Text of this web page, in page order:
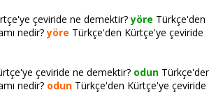
çeviride ne demektir?yöre Türkçe'den
nedir?yöre Türkçe'den Kürtçe'ye çeviride
çeviride ne demektir? odun
nedir? odun Türkçe'den Kürtçe'ye çeviride